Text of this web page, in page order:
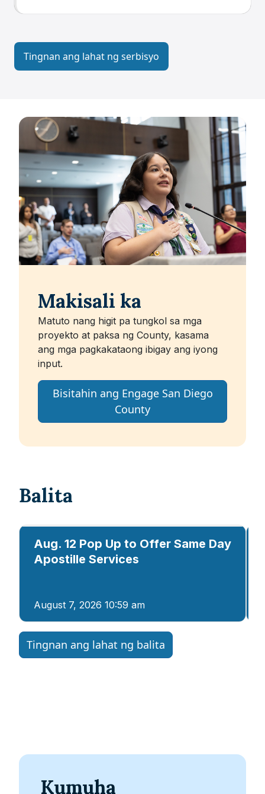
Tingnan ang lahat ng serbisyo
Makisali ka
Matuto nang higit pa tungkol sa mga
proyekto at paksa ng County, kasama
ang mga pagkakataong ibigay ang iyong
input.
Bisitahin ang Engage San Diego
County
Balita
Aug. 12 Pop Up to Offer Same Day
Apostille Services
August 7, 2026 10:59 am
Tingnan ang lahat ng balita
Kumuha